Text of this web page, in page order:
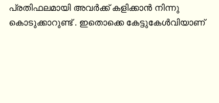
പ്രതിഫലമായി അവർക്ക് കളിക്കാൻ നിന്നു
കൊടുക്കാറുണ്ട്­­ . ഇതൊക്കെ കേട്ടുകേൾവിയാണ്